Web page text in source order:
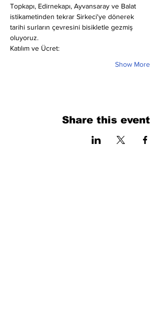
Topkapı, Edirnekapı, Ayvansaray ve Balat
istikametinden tekrar Sirkeci'ye dönerek
tarihi surların çevresini bisikletle gezmiş
oluyoruz.
Katılım ve Ücret:
Show More
Share this event